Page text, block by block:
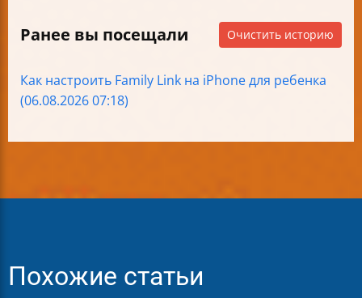
Ранее вы посещали Очистить историю
Как настроить Family Link на iPhone для ребенка
(06.08.2026 07:18)
Похожие статьи